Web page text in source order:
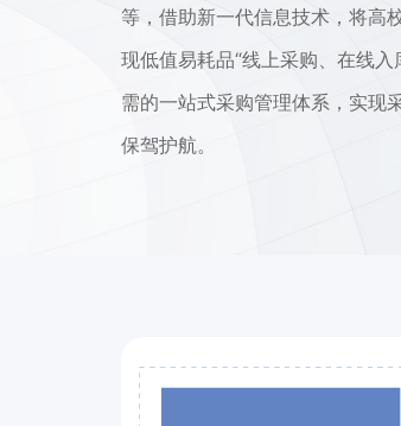
等，借助新一代信息技术，将高
现低值易耗品“线上采购、在线
需的一站式采购管理体系，实现
保驾护航。